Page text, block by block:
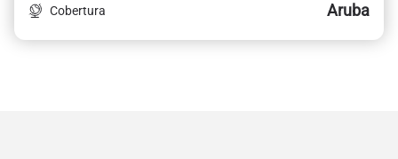
Cobertura Aruba